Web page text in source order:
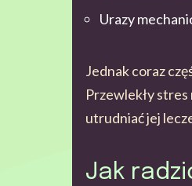
Urazy
Jednak coraz
Przewlekły
utrudniać jej
Jak